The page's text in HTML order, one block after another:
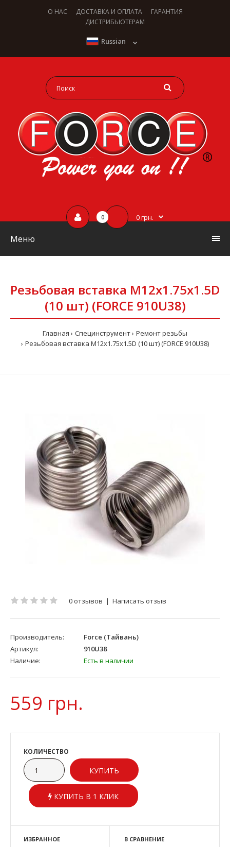
О НАС ДОСТАВКА И ОПЛАТА
ГАРАНТИЯ
ДИСТРИБЬЮТЕРАМ
Russian
0 0 грн.
Меню
Резьбовая вставка M12x1.75x1.5D
(10 шт) (FORCE 910U38)
Главная Специнструмент
Ремонт резьбы
Резьбовая вставка M12x1.75x1.5D (10 шт) (FORCE 910U38)
0 отзывов | Написать отзыв
Производитель:
Force (Тайвань)
Артикул:
910U38
Наличие:
Есть в наличии
559 грн.
КОЛИЧЕСТВО
КУПИТЬ В 1 КЛИК
ИЗБРАННОЕ В СРАВНЕНИЕ